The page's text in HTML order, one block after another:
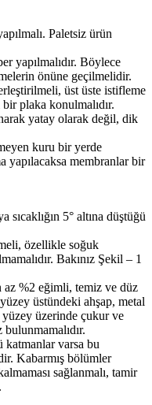
Paletsiz ürün
yapılmalıdır. Böylece
önüne geçilmelidir.
üst üste istifleme
plaka konulmalıdır.
yatay olarak değil, dik
kuru bir yerde
yapılacaksa membranlar bir
5° altına düştüğü
özellikle soğuk
Bakınız Şekil – 1
%2 eğimli, temiz ve düz
üstündeki ahşap, metal
yüzey üzerinde çukur ve
katmanlar varsa bu
Kabarmış bölümler
sağlanmalı, tamir